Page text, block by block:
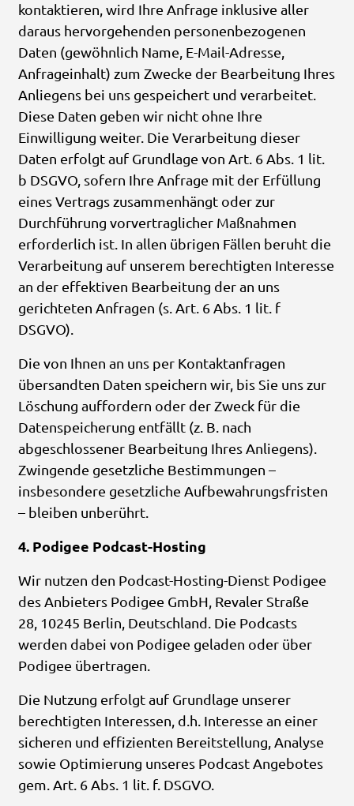
kontaktieren, wird Ihre Anfrage inklusive aller
daraus hervorgehenden personenbezogenen
Daten (gewöhnlich Name, E-Mail-Adresse,
Anfrageinhalt) zum Zwecke der Bearbeitung Ihres
Anliegens bei uns gespeichert und verarbeitet.
Diese Daten geben wir nicht ohne Ihre
Einwilligung weiter. Die Verarbeitung dieser
Daten erfolgt auf Grundlage von Art. 6 Abs. 1 lit.
b DSGVO, sofern Ihre Anfrage mit der Erfüllung
eines Vertrags zusammenhängt oder zur
Durchführung vorvertraglicher Maßnahmen
erforderlich ist. In allen übrigen Fällen beruht die
Verarbeitung auf unserem berechtigten Interesse
an der effektiven Bearbeitung der an uns
gerichteten Anfragen (s. Art. 6 Abs. 1 lit. f
DSGVO).
Die von Ihnen an uns per Kontaktanfragen
übersandten Daten speichern wir, bis Sie uns zur
Löschung auffordern oder der Zweck für die
Datenspeicherung entfällt (z. B. nach
abgeschlossener Bearbeitung Ihres Anliegens).
Zwingende gesetzliche Bestimmungen –
insbesondere gesetzliche Aufbewahrungsfristen
– bleiben unberührt.
4. Podigee Podcast-Hosting
Wir nutzen den Podcast-Hosting-Dienst Podigee
des Anbieters Podigee GmbH, Revaler Straße
28, 10245 Berlin, Deutschland. Die Podcasts
werden dabei von Podigee geladen oder über
Podigee übertragen.
Die Nutzung erfolgt auf Grundlage unserer
berechtigten Interessen, d.h. Interesse an einer
sicheren und effizienten Bereitstellung, Analyse
sowie Optimierung unseres Podcast Angebotes
gem. Art. 6 Abs. 1 lit. f. DSGVO.